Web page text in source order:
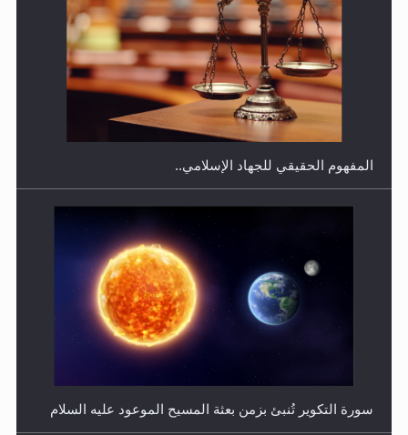
هل يجوز فتح مشروع كوافير نسائي للمحجبات وغير
المحجبات؟
فتوى أمير المؤمنين الميرزا مسرور أحمد أيده الله في أطفال
المفهوم الحقيقي للجهاد الإسلامي..
سورة التكوير تُنبئ بزمن بعثة المسيح الموعود عليه السلام